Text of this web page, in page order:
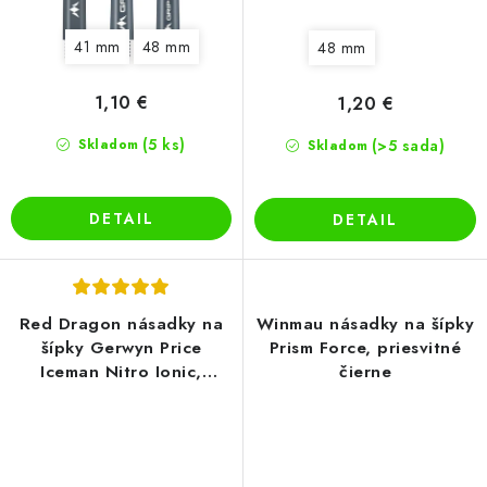
41 mm 48 mm
Skladom (5 ks)
1,10 €
DETAIL
48 mm
Skladom (>5 sada)
1,20 €
DETAIL
Red Dragon násadky na
šípky Gerwyn Price
Iceman Nitro Ionic,
Winmau násadky na šípky
Prism Force, priesvitné
čierne